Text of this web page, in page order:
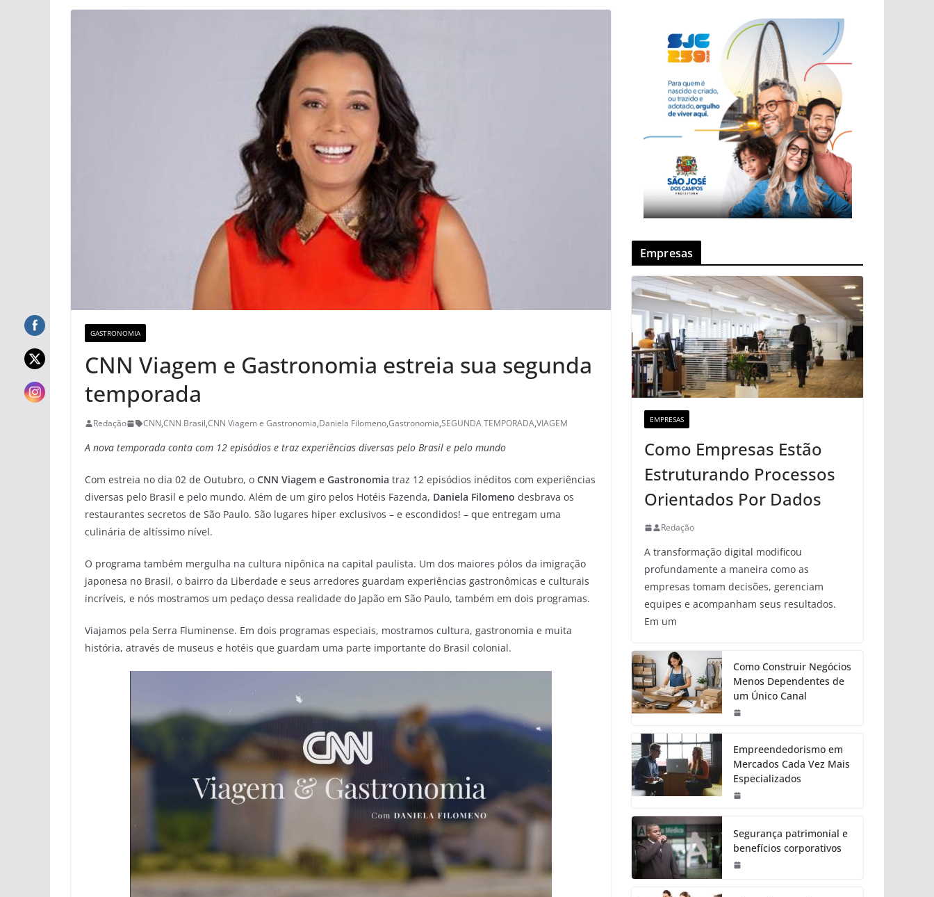
GASTRONOMIA
CNN Viagem e Gastronomia estreia sua segunda
temporada
Redação CNN,CNN Brasil,CNN Viagem e Gastronomia,Daniela Filomeno,Gastronomia,SEGUNDA TEMPORADA,VIAGEM
A nova temporada conta com 12 episódios e traz experiências diversas pelo Brasil e pelo mundo
Com estreia no dia 02 de Outubro, o CNN Viagem e Gastronomia traz 12 episódios inéditos com experiências
diversas pelo Brasil e pelo mundo. Além de um giro pelos Hotéis Fazenda, Daniela Filomeno desbrava os
restaurantes secretos de São Paulo. São lugares hiper exclusivos – e escondidos! – que entregam uma
culinária de altíssimo nível.
O programa também mergulha na cultura nipônica na capital paulista. Um dos maiores pólos da imigração
japonesa no Brasil, o bairro da Liberdade e seus arredores guardam experiências gastronômicas e culturais
incríveis, e nós mostramos um pedaço dessa realidade do Japão em São Paulo, também em dois programas.
Viajamos pela Serra Fluminense. Em dois programas especiais, mostramos cultura, gastronomia e muita
história, através de museus e hotéis que guardam uma parte importante do Brasil colonial.
Empresas
EMPRESAS
Como Empresas Estão
Estruturando Processos
Orientados Por Dados
Redação
A transformação digital modificou
profundamente a maneira como as
empresas tomam decisões, gerenciam
equipes e acompanham seus resultados.
Em um
Como Construir Negócios
Menos Dependentes de
um Único Canal
Empreendedorismo em
Mercados Cada Vez Mais
Especializados
Segurança patrimonial e
benefícios corporativos